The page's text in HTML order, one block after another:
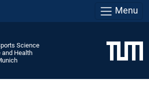
Menu
Science
and Health